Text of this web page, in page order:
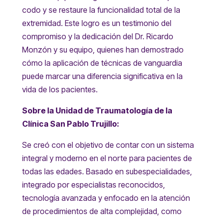
codo y se restaure la funcionalidad total de la
extremidad. Este logro es un testimonio del
compromiso y la dedicación del Dr. Ricardo
Monzón y su equipo, quienes han demostrado
cómo la aplicación de técnicas de vanguardia
puede marcar una diferencia significativa en la
vida de los pacientes.
Sobre la Unidad de Traumatología de la
Clínica San Pablo Trujillo:
Se creó con el objetivo de contar con un sistema
integral y moderno en el norte para pacientes de
todas las edades. Basado en subespecialidades,
integrado por especialistas reconocidos,
tecnología avanzada y enfocado en la atención
de procedimientos de alta complejidad, como